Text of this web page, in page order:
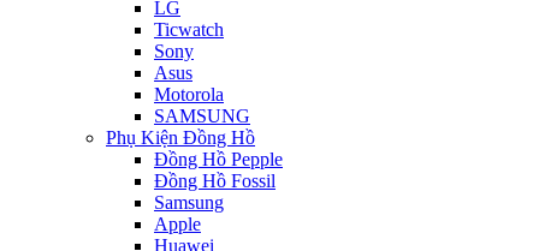
LG
Ticwatch
Sony
Asus
Motorola
SAMSUNG
Phụ Kiện Đồng Hồ
Đồng Hồ Pepple
Đồng Hồ Fossil
Samsung
Apple
Huawei